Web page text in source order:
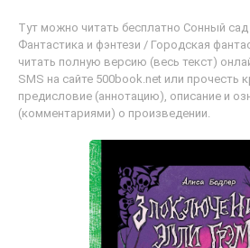
Тут можно читать бесплатно Сонный
Фантастика и фэнтези / Городская
читать полную версию (весь текст)
SMS на сайте 500book.net или прочесть
предисловие (аннотацию), описание и
(комментариями) о произведении.